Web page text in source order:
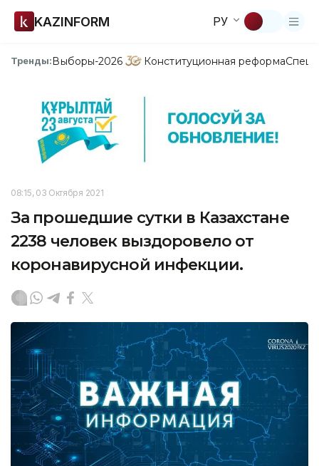
KAZINFORM РУ
Тренды:Выборы-2026 Конституционная реформа
08:15, 03 Октября 2021
За прошедшие сутки в Казахстане
2238 человек выздоровело от
коронавирусной инфекции.